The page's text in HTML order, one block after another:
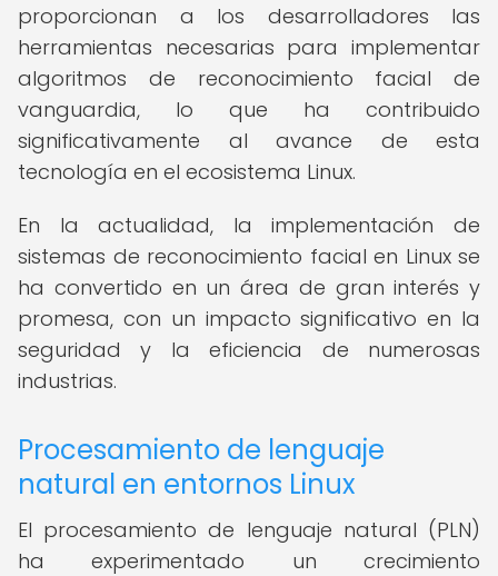
proporcionan a los desarrolladores las
herramientas necesarias para implementar
algoritmos de reconocimiento facial de
vanguardia, lo que ha contribuido
significativamente al avance de esta
tecnología en el ecosistema Linux.
En la actualidad, la implementación de
sistemas de reconocimiento facial en Linux se
ha convertido en un área de gran interés y
promesa, con un impacto significativo en la
seguridad y la eficiencia de numerosas
industrias.
Procesamiento de lenguaje
natural en entornos Linux
El procesamiento de lenguaje natural (PLN)
ha experimentado un crecimiento